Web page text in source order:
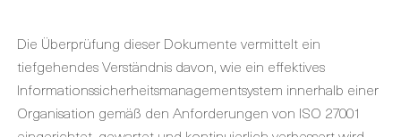
Die Überprüfung dieser Dokumente vermittelt ein
tiefgehendes Verständnis davon, wie ein effektives
Informationssicherheitsmanagementsystem innerhalb einer
Organisation gemäß den Anforderungen von ISO 27001